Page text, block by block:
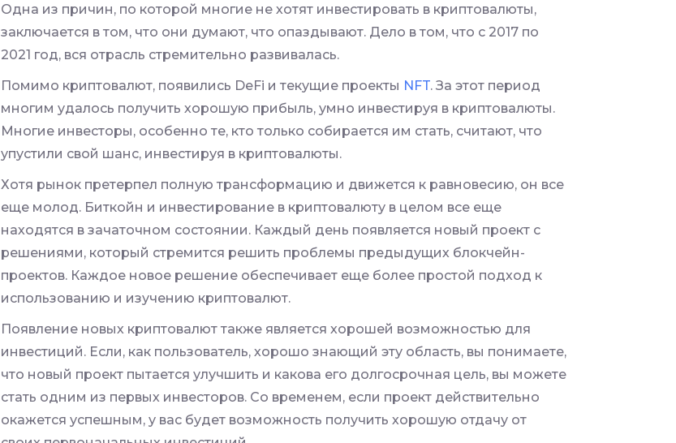
Одна из причин, по которой многие не хотят инвестировать в криптовалюты,
заключается в том, что они думают, что опаздывают. Дело в том, что с 2017 по
2021 год, вся отрасль стремительно развивалась.
Помимо криптовалют, появились DeFi и текущие проекты NFT. За этот период
многим удалось получить хорошую прибыль, умно инвестируя в криптовалюты.
Многие инвесторы, особенно те, кто только собирается им стать, считают, что
упустили свой шанс, инвестируя в криптовалюты.
Хотя рынок претерпел полную трансформацию и движется к равновесию, он все
еще молод. Биткойн и инвестирование в криптовалюту в целом все еще
находятся в зачаточном состоянии. Каждый день появляется новый проект с
решениями, который стремится решить проблемы предыдущих блокчейн-
проектов. Каждое новое решение обеспечивает еще более простой подход к
использованию и изучению криптовалют.
Появление новых криптовалют также является хорошей возможностью для
инвестиций. Если, как пользователь, хорошо знающий эту область, вы понимаете,
что новый проект пытается улучшить и какова его долгосрочная цель, вы можете
стать одним из первых инвесторов. Со временем, если проект действительно
окажется успешным, у вас будет возможность получить хорошую отдачу от